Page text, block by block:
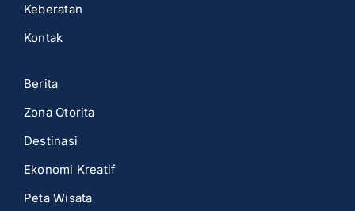
Keberatan
Kontak
Berita
Zona Otorita
Destinasi
Ekonomi Kreatif
Peta Wisata